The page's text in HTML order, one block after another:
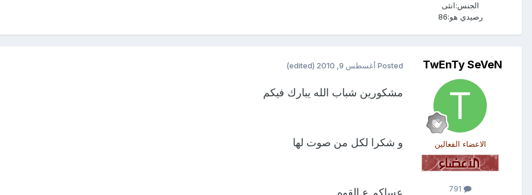
الجنس:انثى
رصيدي هو:86
TwEnTy SeVeN
الاعضاء الفعالين
Posted أغسطس 9, 2010 (edited)
مشكورين شباب الله يبارك فيكم
و شكرا لكل من صوت لها
عساكم ع القوه